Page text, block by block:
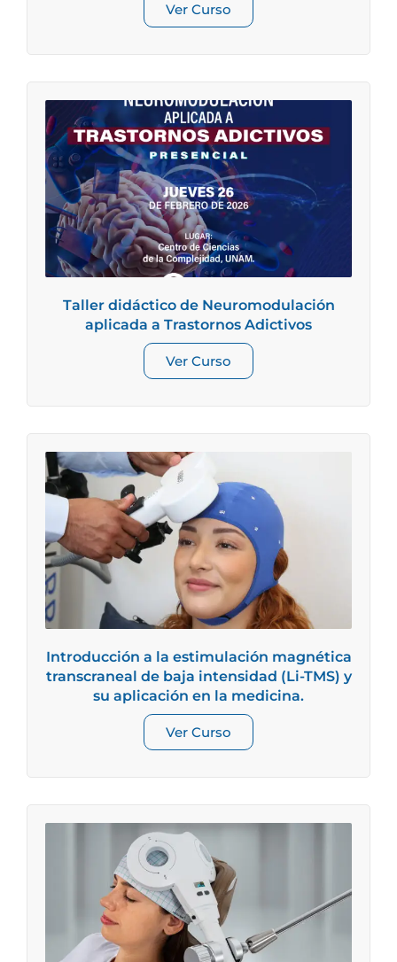
Ver Curso
Taller didáctico de Neuromodulación
aplicada a Trastornos Adictivos
Ver Curso
Introducción a la estimulación magnética
transcraneal de baja intensidad (Li-TMS) y
su aplicación en la medicina.
Ver Curso